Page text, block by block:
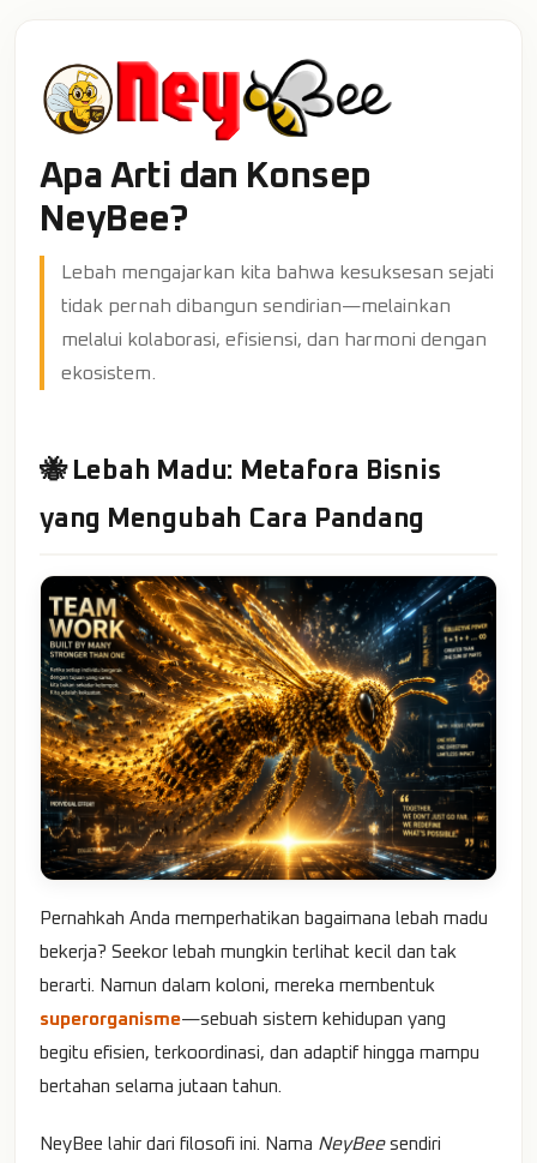
Apa Arti dan Konsep
NeyBee?
Lebah mengajarkan kita bahwa kesuksesan sejati
tidak pernah dibangun sendirian—melainkan
melalui kolaborasi, efisiensi, dan harmoni dengan
ekosistem.
🐝 Lebah Madu: Metafora Bisnis
yang Mengubah Cara Pandang
Pernahkah Anda memperhatikan bagaimana lebah madu
bekerja? Seekor lebah mungkin terlihat kecil dan tak
berarti. Namun dalam koloni, mereka membentuk
superorganisme—sebuah sistem kehidupan yang
begitu efisien, terkoordinasi, dan adaptif hingga mampu
bertahan selama jutaan tahun.
NeyBee lahir dari filosofi ini. Nama NeyBeesendiri